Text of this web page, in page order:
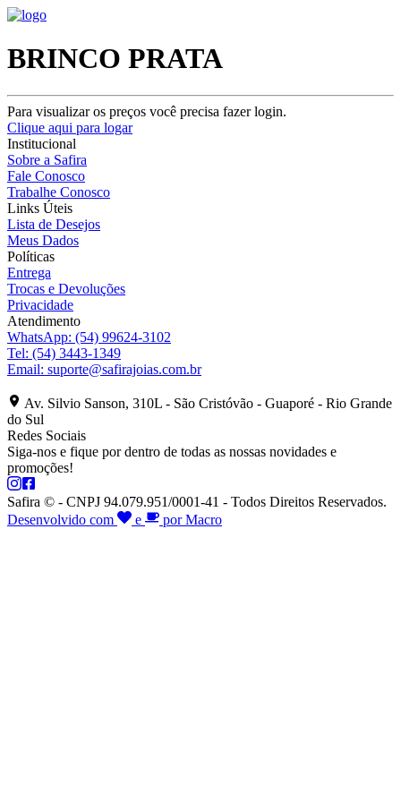
BRINCO PRATA
Para visualizar os preços você precisa fazer login.
Clique aqui para logar
Institucional
Sobre a Safira
Fale Conosco
Trabalhe Conosco
Links Úteis
Lista de Desejos
Meus Dados
Políticas
Entrega
Trocas e Devoluções
Privacidade
Atendimento
WhatsApp: (54) 99624-3102
Tel: (54) 3443-1349
Email: suporte@safirajoias.com.br
Av. Silvio Sanson, 310L - São Cristóvão - Guaporé - Rio Grande
do Sul
Redes Sociais
Siga-nos e fique por dentro de todas as nossas novidades e
promoções!
Safira © - CNPJ 94.079.951/0001-41 - Todos Direitos Reservados.
Desenvolvido com
e por Macro